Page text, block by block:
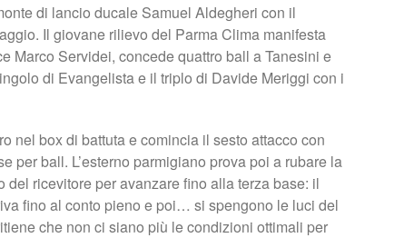
di lancio ducale Samuel Aldegheri con il
Il giovane rilievo del Parma Clima manifesta
Marco Servidei, concede quattro ball a Tanesini e
di Evangelista e il triplo di Davide Meriggi con i
nel box di battuta e comincia il sesto attacco con
per ball. L’esterno parmigiano prova poi a rubare la
ricevitore per avanzare fino alla terza base: il
fino al conto pieno e poi… si spengono le luci del
che non ci siano più le condizioni ottimali per